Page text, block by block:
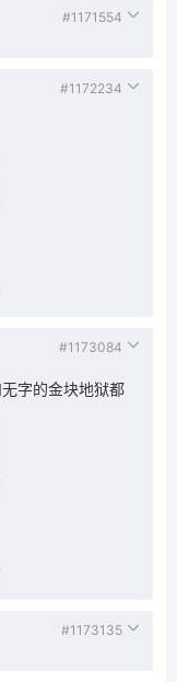
#1171554
#1172234
#1173084
字的金块地狱都
#1173135